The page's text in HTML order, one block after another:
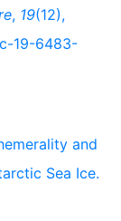
, 19(12),
19-6483-
and
Sea Ice.